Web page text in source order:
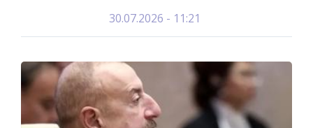
30.07.2026 - 11:21